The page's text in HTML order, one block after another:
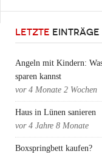
LETZTE EINTRÄGE
Angeln mit Kindern:
sparen kannst
vor 4 Monate 2 Wochen
Haus in Lünen sanieren
vor 4 Jahre 8 Monate
Boxspringbett kaufen?